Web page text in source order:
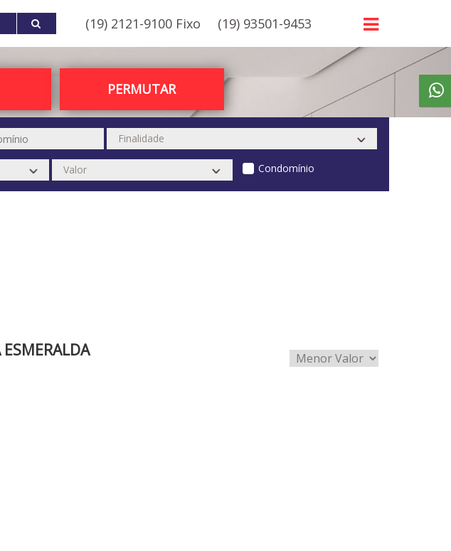
(19) 2121-9100 Fixo (19) 93501-9453
PERMUTAR
Condomínio